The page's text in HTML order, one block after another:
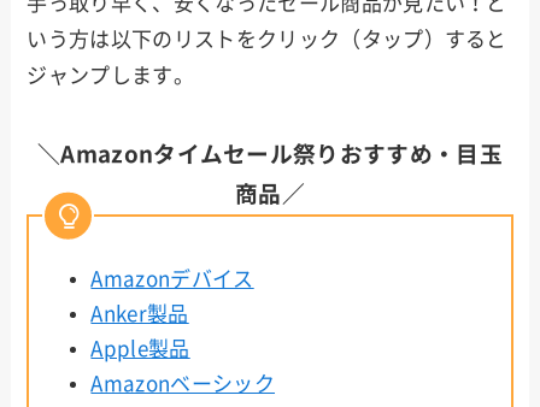
いう方は以下のリストをクリック（タップ）すると
ジャンプします。
＼Amazonタイムセール祭りおすすめ・目玉
商品／
Amazonデバイス
Anker製品
Apple製品
Amazonベーシック